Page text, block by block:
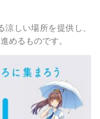
しい場所を提供し、
めるものです。